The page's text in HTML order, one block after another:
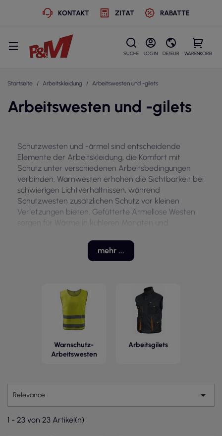
KONTAKT ZITAT RABATTE
SUCHE LOGIN DE/EUR WARENKORB
Startseite Arbeitskleidung Arbeitswesten und -gilets
Arbeitswesten und -gilets
Schutzwesten und -ärmel sind entscheidende
Elemente der Arbeitskleidung, die Komfort mit
Schutz unter verschiedenen Arbeitsbedingungen
verbinden. Warnwesten erhöhen die Sichtbarkeit bei
schwierigen Lichtverhältnissen, während
Schutzwesten zusätzlichen Schutz vor kleinen
Verletzungen bieten. Gefütterte Ärmellose Westen
sorgen für Wärme in kühleren Monaten und
Benutzerfreundlichkeit.
Bei der Auswahl des richtigen Modells ist es wichtig,
praktischen Taschen sowie Reißverschluss- oder
Klettverschluss ausgestattet, was ihre Funktionalität
erhöht. Schutzwesten und -ärmel finden
Anwendung in Branchen, in denen Sicherheit und
Bewegungsfreiheit entscheidend sind.
mehr ...
Warnschutz-
Arbeitswesten
Arbeitsgilets
Relevance 
1 - 23 von 23 Artikel(n)